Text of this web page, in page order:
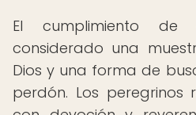
El cumplimiento de
considerado una
Dios y una forma de
perdón. Los peregrinos